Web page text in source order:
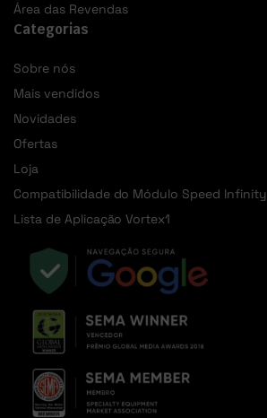
Área das Revendas
Categorias
Sobre nós
Mais vendidos
Novidades
Ofertas
Loja
Compatibilidade do Módulo Speed Infinity
Lista de Aplicação Vortex1